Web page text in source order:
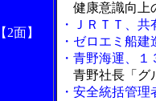
【2面】
健康意識向上
・ＪＲＴＴ、
・ゼロエミ船
・青野海運、
青野社長「グ
・安全統括管